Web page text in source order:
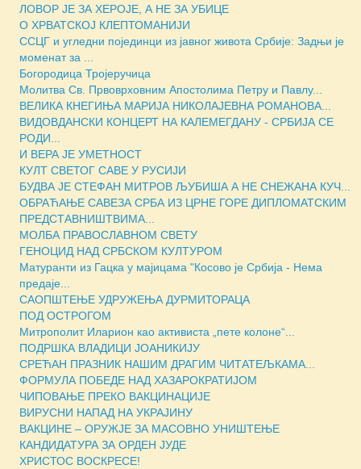
ЛОВОР ЈЕ ЗА ХЕРОЈЕ, А НЕ ЗА УБИЦЕ
О ХРВАТСКОЈ КЛЕПТОМАНИЈИ
ССЦГ и угледни појединци из јавног живота Србије: Задњи је
моменат за ...
Богородица Тројеручица
Молитва Св. Првоврховним Апостолима Петру и Павлу...
ВЕЛИКА КНЕГИЊА МАРИЈА НИКОЛАЈЕВНА РОМАНОВА...
ВИДОВДАНСКИ КОНЦЕРТ НА КАЛЕМЕГДАНУ - СРБИЈА СЕ
РОДИ...
И ВЕРА ЈЕ УМЕТНОСТ
КУЛТ СВЕТОГ САВЕ У РУСИЈИ
БУДВА ЈЕ СТЕФАН МИТРОВ ЉУБИША А НЕ СНЕЖАНА КУЧ...
ОБРАЋАЊЕ САВЕЗА СРБА ИЗ ЦРНЕ ГОРЕ ДИПЛОМАТСКИМ
ПРЕДСТАВНИШТВИМА...
МОЛБА ПРАВОСЛАВНОМ СВЕТУ
ГЕНОЦИД НАД СРБСКОМ КУЛТУРОМ
Матуранти из Гацка у мајицама "Косово је Србија - Нема
предаје...
САОПШТЕЊЕ УДРУЖЕЊА ДУРМИТОРАЦА
ПОД ОСТРОГОМ
Митрополит Иларион као активиста „пете колоне“...
ПОДРШКА ВЛАДИЦИ ЈОАНИКИЈУ
СРЕЋАН ПРАЗНИК НАШИМ ДРАГИМ ЧИТАТЕЉКАМА...
ФОРМУЛА ПОБЕДЕ НАД ХАЗАРОКРАТИЈОМ
ЧИПОВАЊЕ ПРЕКО ВАКЦИНАЦИЈЕ
ВИРУСНИ НАПАД НА УКРАЈИНУ
ВАКЦИНЕ – ОРУЖЈЕ ЗА МАСOВНО УНИШТЕЊЕ
КАНДИДАТУРА ЗА ОРДЕН ЈУДЕ
ХРИСТОС ВОСКРЕСЕ!